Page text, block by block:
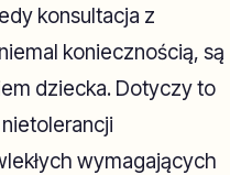
konsultacja z
koniecznością, są
dziecka. Dotyczy to
wymagających